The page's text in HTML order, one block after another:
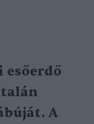
esőerdő
A